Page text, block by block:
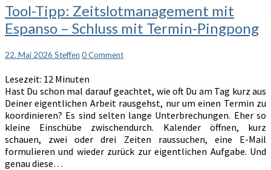
Tool-
Tipp:
Zeitslotmanagement
Espanso
Schluss
mit
Termin-
Pingpong
Tool-Tipp: Zeitslotmanagement mit
Espanso – Schluss mit Termin-Pingpong
22. Mai 2026 Steffen Comments
0 Comment
Lesezeit: 12 Minuten
Hast Du schon mal darauf geachtet, wie oft Du am Tag kurz aus
Deiner eigentlichen Arbeit rausgehst, nur um einen Termin zu
koordinieren? Es sind selten lange Unterbrechungen. Eher so
kleine Einschübe zwischendurch. Kalender öffnen, kurz
schauen, zwei oder drei Zeiten raussuchen, eine E-Mail
formulieren und wieder zurück zur eigentlichen Aufgabe. Und
genau diese…